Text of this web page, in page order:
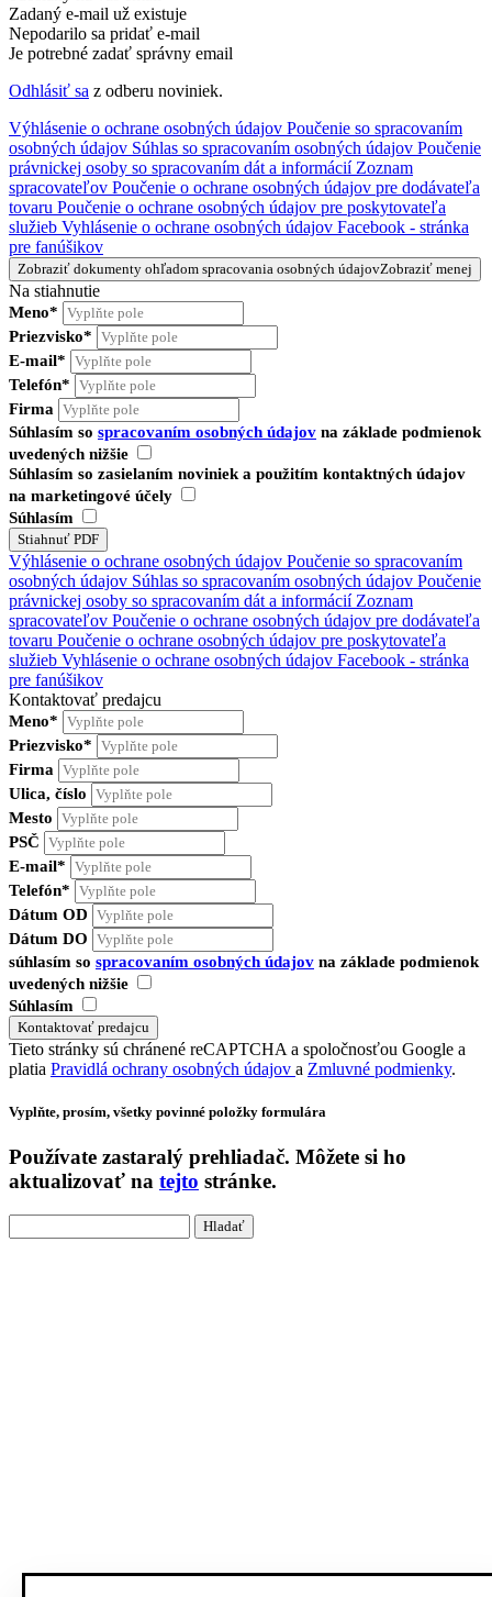
Zadaný e-mail už existuje
Nepodarilo sa pridať e-mail
Je potrebné zadať správny email
Odhlásiť sa z odberu noviniek.
Výhlásenie o ochrane osobných údajov Poučenie so spracovaním
osobných údajov Súhlas so spracovaním osobných údajov Poučenie
právnickej osoby so spracovaním dát a informácií Zoznam
spracovateľov Poučenie o ochrane osobných údajov pre dodávateľa
tovaru Poučenie o ochrane osobných údajov pre poskytovateľa
služieb Vyhlásenie o ochrane osobných údajov Facebook - stránka
pre fanúšikov
Zobraziť dokumenty ohľadom spracovania osobných údajovZobraziť menej
Na stiahnutie
Meno*
Priezvisko*
E-mail*
Telefón*
Firma
Súhlasím so spracovaním osobných údajov na základe podmienok
uvedených nižšie
Súhlasím so zasielaním noviniek a použitím kontaktných údajov
na marketingové účely
Súhlasím
Výhlásenie o ochrane osobných údajov Poučenie so spracovaním
osobných údajov Súhlas so spracovaním osobných údajov Poučenie
právnickej osoby so spracovaním dát a informácií Zoznam
spracovateľov Poučenie o ochrane osobných údajov pre dodávateľa
tovaru Poučenie o ochrane osobných údajov pre poskytovateľa
služieb Vyhlásenie o ochrane osobných údajov Facebook - stránka
pre fanúšikov
Kontaktovať predajcu
Meno*
Priezvisko*
Firma
Ulica, číslo
Mesto
PSČ
E-mail*
Telefón*
Dátum OD
Dátum DO
súhlasím so spracovaním osobných údajov na základe podmienok
uvedených nižšie
Súhlasím
Tieto stránky sú chránené reCAPTCHA a spoločnosťou Google a
platia Pravidlá ochrany osobných údajov a Zmluvné podmienky.
Vyplňte, prosím, všetky povinné položky formulára
Používate zastaralý prehliadač. Môžete si ho
aktualizovať na tejto stránke.